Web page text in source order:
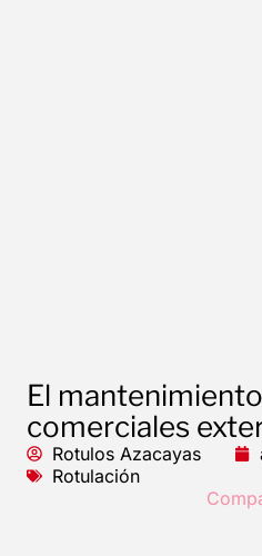
El
comerciales
Rotulos Azacayas
Rotulación